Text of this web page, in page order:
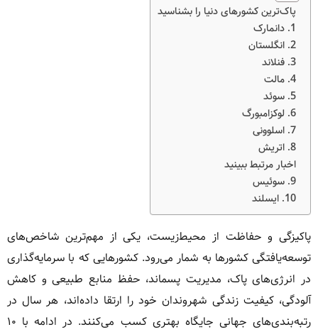
پاک‌ترین کشورهای دنیا را بشناسید
1. دانمارک
2. انگلستان
3. فنلاند
4. مالت
5. سوئد
6. لوکزامبورگ
7. اسلوونی
8. اتریش
اخبار مرتبط ببینید
9. سوئیس
10. ایسلند
پاکیزگی و حفاظت از محیط‌زیست، یکی از مهم‌ترین شاخص‌های
توسعه‌یافتگی کشورها به شمار می‌رود. کشورهایی که با سرمایه‌گذاری
در انرژی‌های پاک، مدیریت پسماند، حفظ منابع طبیعی و کاهش
آلودگی، کیفیت زندگی شهروندان خود را ارتقا داده‌اند، هر سال در
رتبه‌بندی‌های جهانی جایگاه بهتری کسب می‌کنند. در ادامه با ۱۰